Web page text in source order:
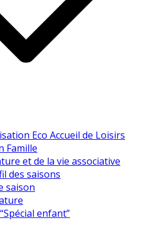
Eco Accueil de Loisirs
Famille
et de la vie associative
des saisons
saison
enfant”